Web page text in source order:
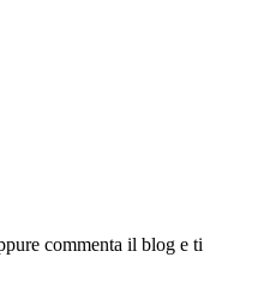
commenta il blog e ti